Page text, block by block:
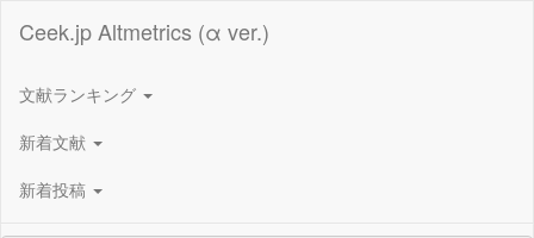
Ceek.jp Altmetrics (α ver.)
文献ランキング
新着文献
新着投稿